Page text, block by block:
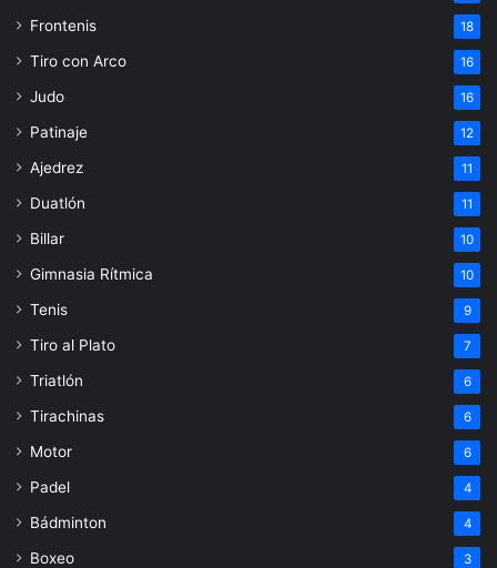
Frontenis 18
Tiro con Arco 16
Judo 16
Patinaje 12
Ajedrez 11
Duatlón 11
Billar 10
Gimnasia Rítmica 10
Tenis 9
Tiro al Plato 7
Triatlón 6
Tirachinas 6
Motor 6
Padel 4
Bádminton 4
Boxeo 3